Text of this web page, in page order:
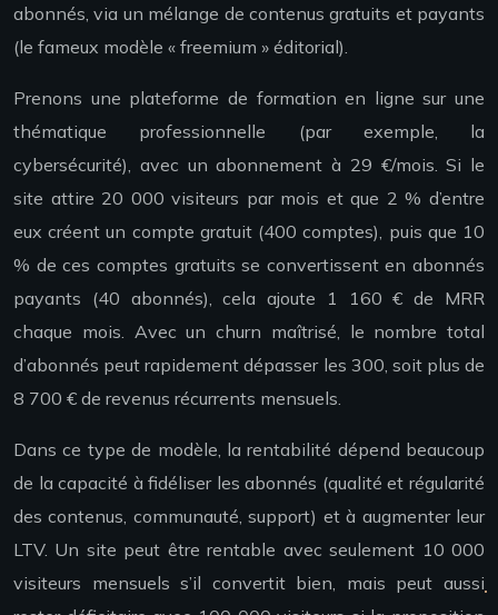
abonnés, via un mélange de contenus gratuits et payants
(le fameux modèle « freemium » éditorial).
Prenons une plateforme de formation en ligne sur une
thématique professionnelle (par exemple, la
cybersécurité), avec un abonnement à 29 €/mois. Si le
site attire 20 000 visiteurs par mois et que 2 % d’entre
eux créent un compte gratuit (400 comptes), puis que 10
% de ces comptes gratuits se convertissent en abonnés
payants (40 abonnés), cela ajoute 1 160 € de MRR
chaque mois. Avec un churn maîtrisé, le nombre total
d’abonnés peut rapidement dépasser les 300, soit plus de
8 700 € de revenus récurrents mensuels.
Dans ce type de modèle, la rentabilité dépend beaucoup
de la capacité à fidéliser les abonnés (qualité et régularité
des contenus, communauté, support) et à augmenter leur
LTV. Un site peut être rentable avec seulement 10 000
visiteurs mensuels s’il convertit bien, mais peut aussi